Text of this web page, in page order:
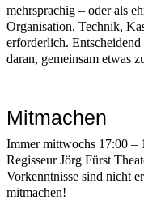
mehrsprachig – oder als
Organisation, Technik,
erforderlich.
daran, gemeinsam etwas
Mitmachen
Immer mittwochs 17:00 –
Regisseur Jörg Fürst
Vorkenntnisse sind nicht
mitmachen!